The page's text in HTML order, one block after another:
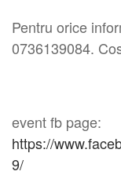
Pentru orice
0736139084.
event fb page:
https://
9/